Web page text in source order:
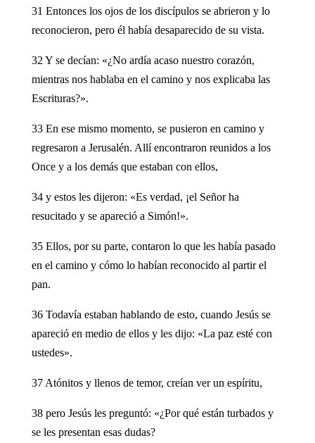
31 Entonces los ojos de los discípulos se abrieron y lo
reconocieron, pero él había desaparecido de su vista.
32 Y se decían: «¿No ardía acaso nuestro corazón,
mientras nos hablaba en el camino y nos explicaba las
Escrituras?».
33 En ese mismo momento, se pusieron en camino y
regresaron a Jerusalén. Allí encontraron reunidos a los
Once y a los demás que estaban con ellos,
34 y estos les dijeron: «Es verdad, ¡el Señor ha
resucitado y se apareció a Simón!».
35 Ellos, por su parte, contaron lo que les había pasado
en el camino y cómo lo habían reconocido al partir el
pan.
36 Todavía estaban hablando de esto, cuando Jesús se
apareció en medio de ellos y les dijo: «La paz esté con
ustedes».
37 Atónitos y llenos de temor, creían ver un espíritu,
38 pero Jesús les preguntó: «¿Por qué están turbados y
se les presentan esas dudas?